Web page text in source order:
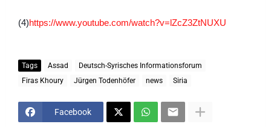
(4)https://www.youtube.com/watch?v=lZcZ3ZtNUXU
Tags Assad
Deutsch-Syrisches Informationsforum
Firas Khoury
Jürgen Todenhöfer news Siria
Facebook